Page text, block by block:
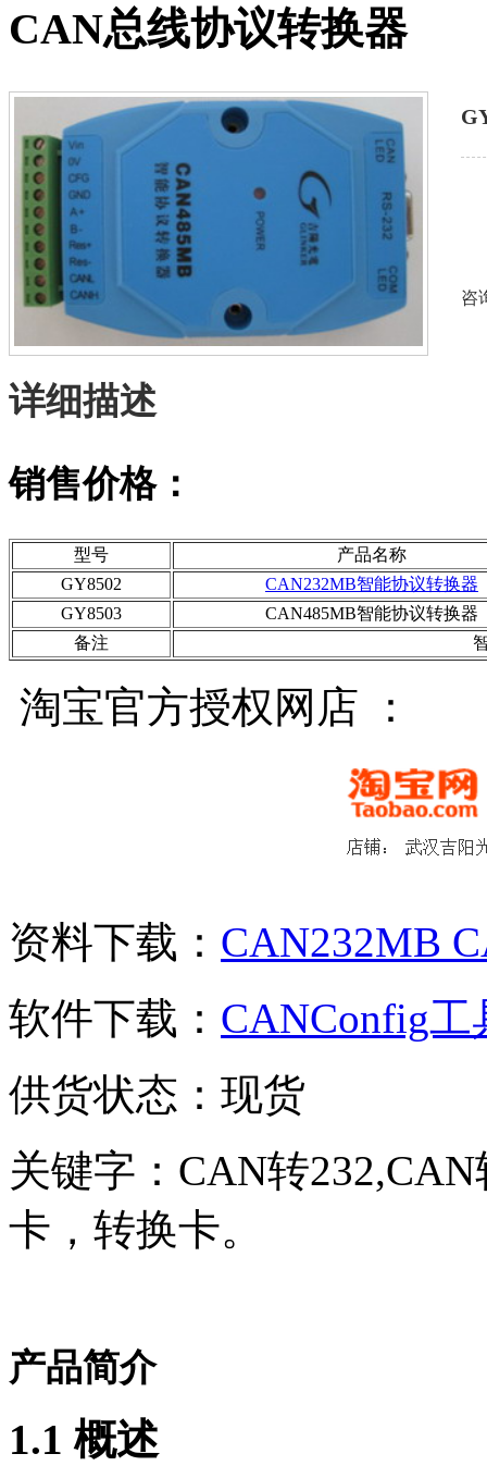
CAN总线协议转换器
咨
详细描述
销售价格：
型号
产品名称
GY8502
CAN232MB智能协议转换器
GY8503
CAN485MB智能协议转换器
备注
淘宝官方授权网店 ：
资料下载： CAN232MB
软件下载： CANConfig工
供货状态：现货
关键字：CAN转
卡，转换卡。
产品简介
1.1 概述